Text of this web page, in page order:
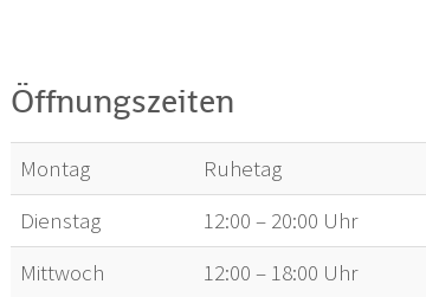
Öffnungszeiten
Montag
Ruhetag
Dienstag
12:00 – 20:00 Uhr
Mittwoch
12:00 – 18:00 Uhr